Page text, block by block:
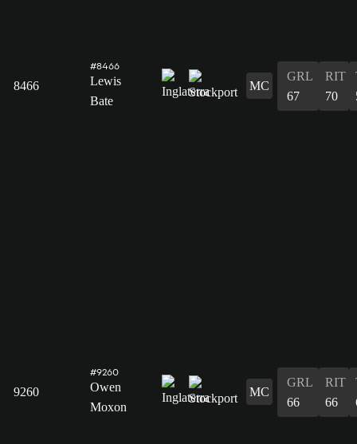
8466
#8466
Lewis
Bate
MC
GRL
67
RIT
70
9260
#9260
Owen
Moxon
MC
GRL
66
RIT
66